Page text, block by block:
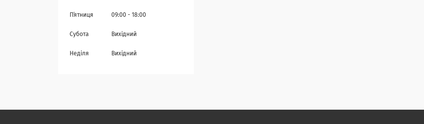
Пʼятниця 09:00 18:00
Субота Вихідний
Неділя Вихідний